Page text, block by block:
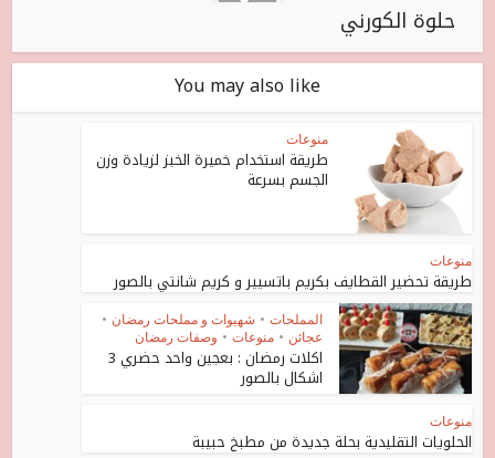
حلوة الكورني
You may also like
منوعات
طريقة استخدام خميرة الخبز لزيادة وزن
الجسم بسرعة
منوعات
طريقة تحضير القطايف بكريم باتسيير و كريم شانتي بالصور
المملحات • شهيوات و مملحات رمضان •
عجائن • منوعات • وصفات رمضان
اكلات رمضان : بعجين واحد حضري 3
اشكال بالصور
منوعات
الحلويات التقليدية بحلة جديدة من مطبخ حبيبة